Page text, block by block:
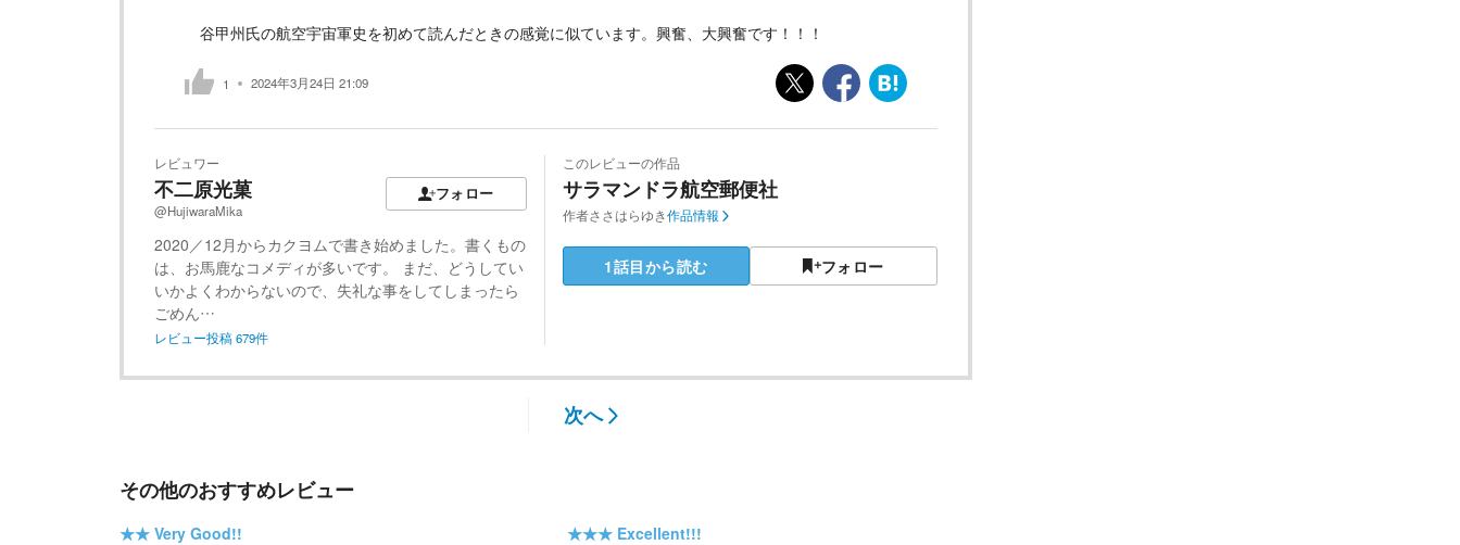
谷甲州氏の航空宇宙軍史を初めて読んだときの感覚に似ています。興奮、大興奮です！！！
1 2024年3月24日 21:09
レビュワー
不二原光菓
@HujiwaraMika
フォロー
2020／12月からカクヨムで書き始めました。書くもの
は、お馬鹿なコメディが多いです。 まだ、どうしてい
いかよくわからないので、失礼な事をしてしまったら
ごめん…
レビュー投稿679件
このレビューの作品
サラマンドラ航空郵便社
作者ささはらゆき作品情報
1話目から読む フォロー
次へ
その他のおすすめレビュー
★★ Very Good!!
★★★ Excellent!!!